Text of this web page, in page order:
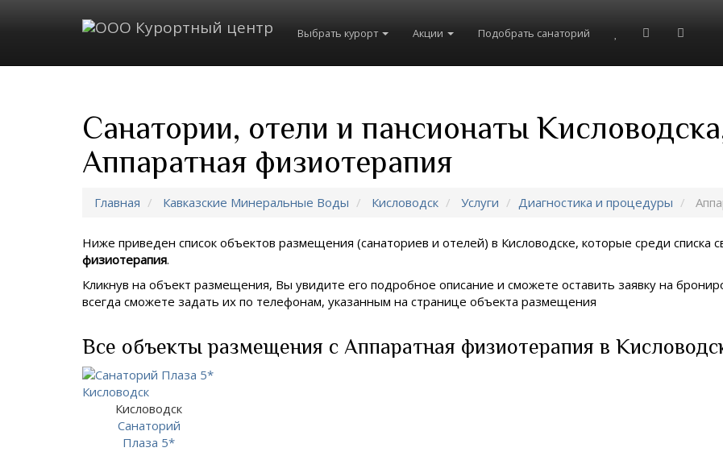
Выбрать курорт Акции Подобрать санаторий
Санатории, отели и пансионаты
Аппаратная физиотерапия
Главная Кавказские Минеральные Воды Кисловодск Услуги Диагностика и процедуры
Ниже приведен список объектов размещения (санаториев и отелей) в Кисловодске, которые среди списка
физиотерапия.
Кликнув на объект размещения, Вы увидите его подробное описание и сможете оставить заявку на
всегда сможете задать их по телефонам, указанным на странице объекта размещения
Все объекты размещения с Аппаратная физиотерапия в
Кисловодск
Санаторий
Плаза 5*